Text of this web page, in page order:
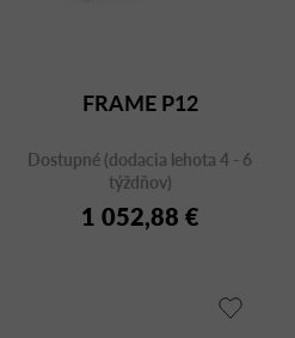
FRAME P12
Dostupné (dodacia lehota 4 - 6
týždňov)
1 052,88 €